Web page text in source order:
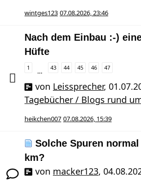
wintges123 07.08.2026, 23:46
Nach dem Einbau :-)
Hüfte
1 … 43 44 45 46 47
von Leissprecher,
Tagebücher / Blogs rund
heikchen007 07.08.2026, 15:39
Solche Spuren
km?
von macker123,